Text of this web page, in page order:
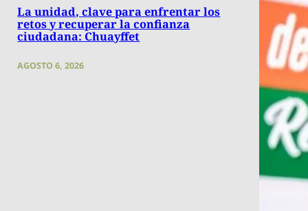
La unidad, clave para enfrentar los
retos y recuperar la confianza
ciudadana: Chuayffet
AGOSTO 6, 2026